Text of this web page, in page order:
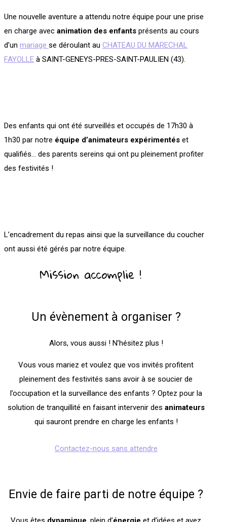
Une nouvelle aventure a attendu notre équipe pour une prise
en charge avec animation des enfants présents au cours
d’un mariage se déroulant au CHATEAU DU MARECHAL
FAYOLLE à SAINT-GENEYS-PRES-SAINT-PAULIEN (43).
Des enfants qui ont été surveillés et occupés de 17h30 à
1h30 par notre équipe d’animateurs expérimentés et
qualifiés… des parents sereins qui ont pu pleinement profiter
des festivités !
L’encadrement du repas ainsi que la surveillance du coucher
ont aussi été gérés par notre équipe.
Mission accomplie !
Un évènement à organiser ?
Alors, vous aussi ! N’hésitez plus !
Vous vous mariez et voulez que vos invités profitent
pleinement des festivités sans avoir à se soucier de
l’occupation et la surveillance des enfants ? Optez pour la
solution de tranquillité en faisant intervenir des animateurs
qui sauront prendre en charge les enfants !
Contactez-nous sans attendre
Envie de faire parti de notre équipe ?